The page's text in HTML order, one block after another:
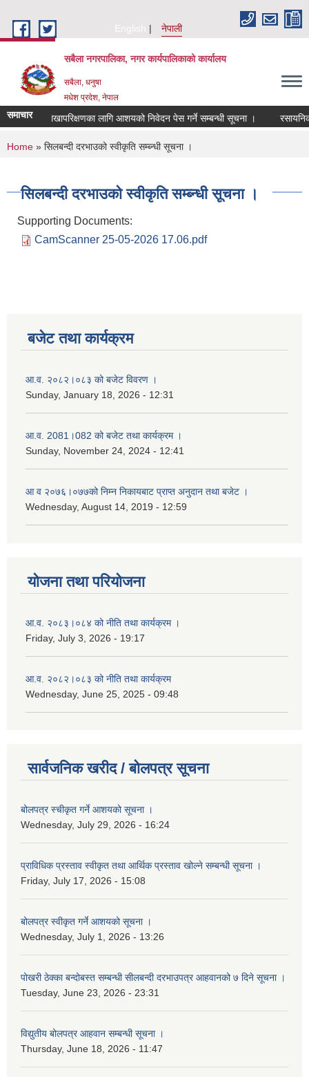
English
नेपाली
सबैला नगरपालिका, नगर कार्यपालिकाको कार्यालय
सबैला, धनुषा
मधेश प्रदेश, नेपाल
समाचार लेखापरिक्षणका लागि आशयको निवेदन पेस गर्ने सम्बन्धी सूचना । रसायनिक
You are here
Home » सिलबन्दी दरभाउको स्वीकृति सम्ब्‍न्धी सूचना ।
सिलबन्दी दरभाउको स्वीकृति सम्ब्‍न्धी सूचना ।
Supporting Documents:
CamScanner 25-05-2026 17.06.pdf
बजेट तथा कार्यक्रम
आ.व. २०८२।०८३ को बजेट विवरण ।
Sunday, January 18, 2026 - 12:31
आ.व. 2081।082 को बजेट तथा कार्यक्रम ।
Sunday, November 24, 2024 - 12:41
आ‌ व २०७६।०७७को निम्न निकायबाट प्राप्त अनुदान तथा बजेट ।
Wednesday, August 14, 2019 - 12:59
योजना तथा परियोजना
आ.व. २०८३।०८४ को नीति तथा कार्यक्रम ।
Friday, July 3, 2026 - 19:17
आ.व. २०८२।०८३ को नीति तथा कार्यक्रम
Wednesday, June 25, 2025 - 09:48
सार्वजनिक खरीद / बोलपत्र सूचना
बोलपत्र स्चीकृत गर्ने आशयको सूचना ।
Wednesday, July 29, 2026 - 16:24
प्राविधिक प्रस्ताव स्वीकृत तथा आर्थिक प्रस्ताव खोल्ने सम्बन्धी सूचना ।
Friday, July 17, 2026 - 15:08
बोलपत्र स्वीकृत गर्ने आशयको सूचना ।
Wednesday, July 1, 2026 - 13:26
पोखरी ठेक्का बन्दोबस्त सम्बन्धी सीलबन्दी दरभाउपत्र आहवानको ७ दिने सूचना ।
Tuesday, June 23, 2026 - 23:31
विद्युतीय बोलपत्र आहवान सम्बन्धी सूचना ।
Thursday, June 18, 2026 - 11:47